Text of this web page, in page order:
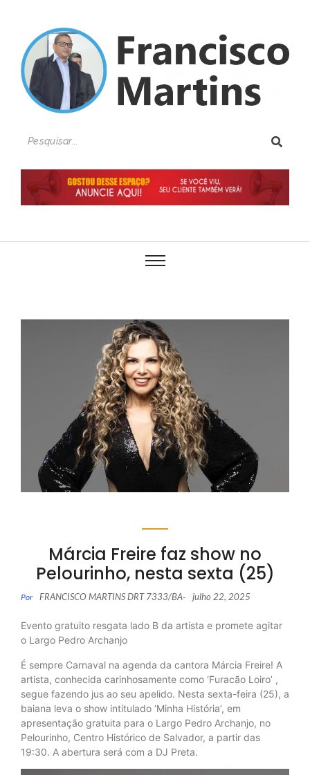
Márcia Freire faz show no
Pelourinho, nesta sexta (25)
Por FRANCISCO MARTINS DRT 7333/BA- julho 22, 2025
Evento gratuito resgata lado B da artista e promete agitar
o Largo Pedro Archanjo
É sempre Carnaval na agenda da cantora Márcia Freire! A
artista, conhecida carinhosamente como ‘Furacão Loiro’ ,
segue fazendo jus ao seu apelido. Nesta sexta-feira (25), a
baiana leva o show intitulado ‘Minha História’, em
apresentação gratuita para o Largo Pedro Archanjo, no
Pelourinho, Centro Histórico de Salvador, a partir das
19:30. A abertura será com a DJ Preta.